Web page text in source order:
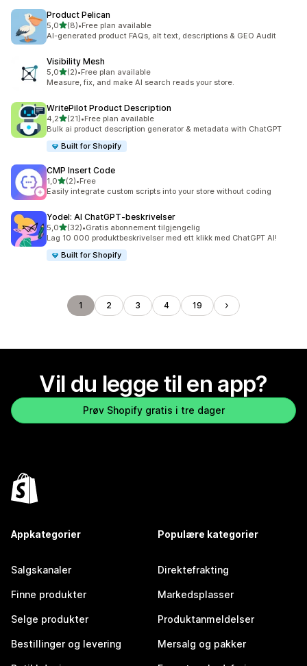
Product Pelican
5,0av 5 stjerner
(8)
Totalt 8 omtaler
•Free plan available
AI-generated product FAQs, alt text, descriptions & GEO Audit
Visibility Mesh
5,0av 5 stjerner
(2)
Totalt 2 omtaler
•Free plan available
Measure, fix, and make AI search reads your store.
WritePilot Product Description
4,2av 5 stjerner
(21)
Totalt 21 omtaler
•Free plan available
Bulk ai product description generator & metadata with ChatGPT
Built for Shopify
CMP Insert Code
1,0av 5 stjerner
(2)
Totalt 2 omtaler
•Free
Easily integrate custom scripts into your store without coding
Yodel: AI ChatGPT‑beskrivelser
5,0av 5 stjerner
(32)
Totalt 32 omtaler
•Gratis abonnement tilgjengelig
Lag 10 000 produktbeskrivelser med ett klikk med ChatGPT AI!
Built for Shopify
1 2 3 4 19
Vil du legge til en app?
Prøv Shopify gratis i tre dager
Appkategorier
Salgskanaler
Finne produkter
Selge produkter
Bestillinger og levering
Populære kategorier
Direktefrakting
Markedsplasser
Produktanmeldelser
Mersalg og pakker